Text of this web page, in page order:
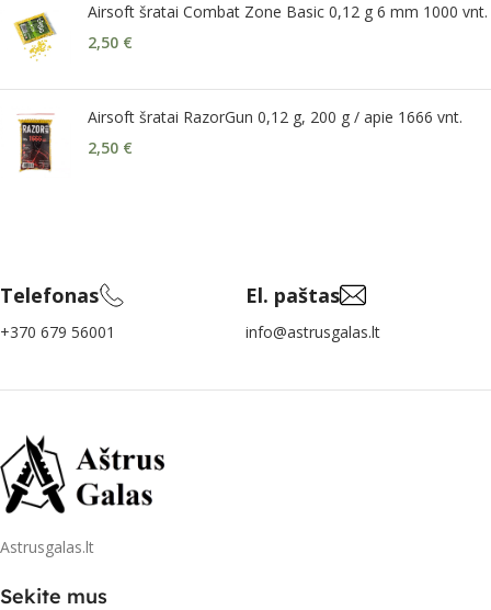
Airsoft šratai Combat Zone Basic 0,12 g 6 mm 1000 vnt.
2,50 €
Airsoft šratai RazorGun 0,12 g, 200 g / apie 1666 vnt.
2,50 €
Telefonas
+370 679 56001
El. paštas
info@astrusgalas.lt
Astrusgalas.lt
Sekite mus